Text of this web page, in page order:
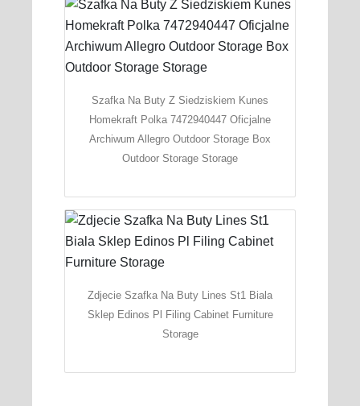
Szafka Na Buty Z Siedziskiem Kunes
Homekraft Polka 7472940447 Oficjalne
Archiwum Allegro Outdoor Storage Box
Outdoor Storage Storage
Zdjecie Szafka Na Buty Lines St1 Biala
Sklep Edinos Pl Filing Cabinet Furniture
Storage